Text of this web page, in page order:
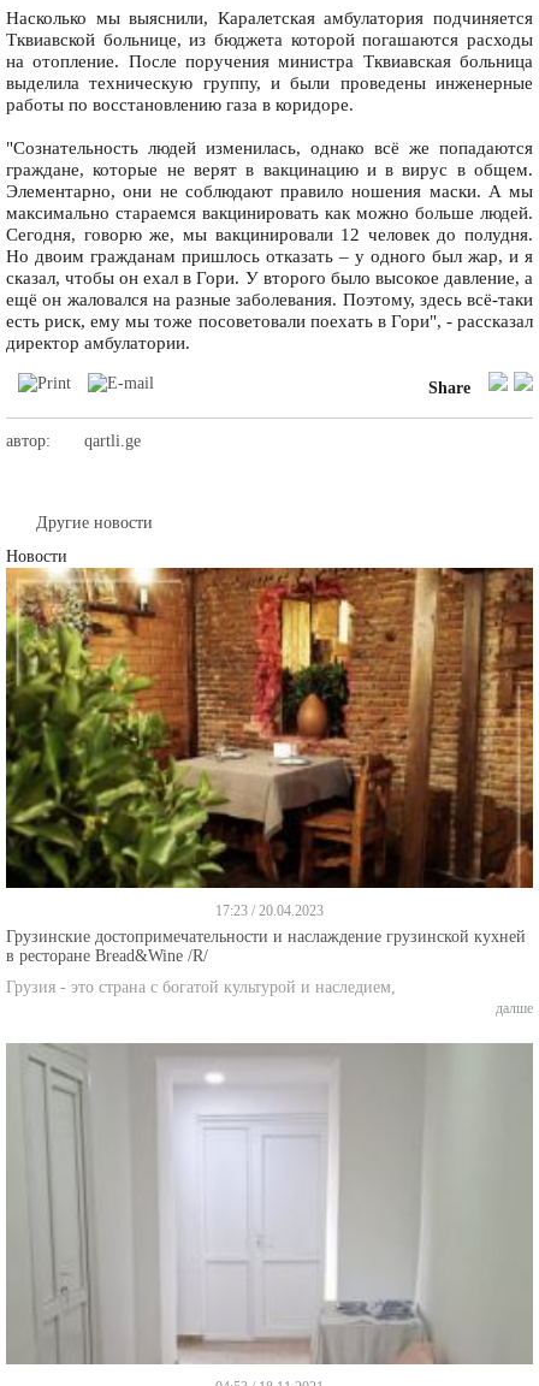
Насколько мы выяснили, Каралетская амбулатория подчиняется
Тквиавской больнице, из бюджета которой погашаются расходы
на отопление. После поручения министра Тквиавская больница
выделила техническую группу, и были проведены инженерные
работы по восстановлению газа в коридоре.
"Сознательность людей изменилась, однако всё же попадаются
граждане, которые не верят в вакцинацию и в вирус в общем.
Элементарно, они не соблюдают правило ношения маски. А мы
максимально стараемся вакцинировать как можно больше людей.
Сегодня, говорю же, мы вакцинировали 12 человек до полудня.
Но двоим гражданам пришлось отказать – у одного был жар, и я
сказал, чтобы он ехал в Гори. У второго было высокое давление, а
ещё он жаловался на разные заболевания. Поэтому, здесь всё-таки
есть риск, ему мы тоже посоветовали поехать в Гори", - рассказал
директор амбулатории.
Share
автор: qartli.ge
Другие новости
Новости
17:23 / 20.04.2023
Грузинские достопримечательности и наслаждение грузинской кухней
в ресторане Bread&Wine /R/
Грузия - это страна с богатой культурой и наследием,
далше